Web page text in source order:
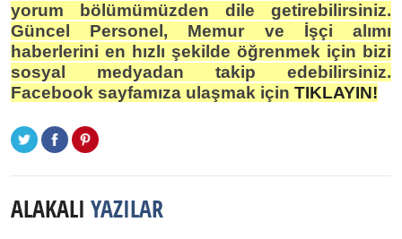
yorum bölümümüzden dile getirebilirsiniz.
Güncel Personel, Memur ve İşçi alımı
haberlerini en hızlı şekilde öğrenmek için bizi
sosyal medyadan takip edebilirsiniz.
Facebook sayfamıza ulaşmak için TIKLAYIN!
ALAKALI YAZILAR